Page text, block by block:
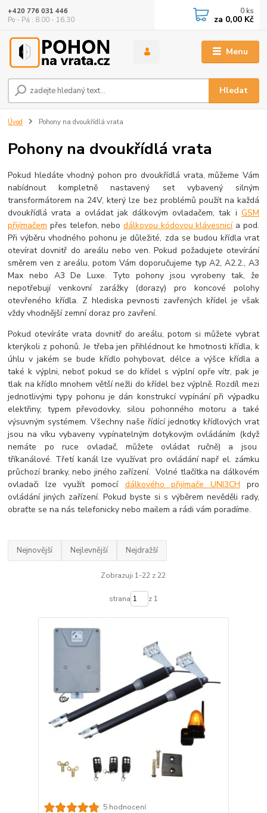
Menu
Hledat
+420 776 031 446
Po - Pá : 8.00 - 16.30
0 ks
za 0,00 Kč
Úvod Pohony na dvoukřídlá vrata
Pohony na dvoukřídlá vrata
Pokud hledáte vhodný pohon pro dvoukřídlá vrata, můžeme Vám
nabídnout kompletně nastavený set vybavený silným
transformátorem na 24V, který lze bez problémů použít na každá
dvoukřídlá vrata a ovládat jak dálkovým ovladačem, tak i GSM
přijímačem přes telefon, nebo dálkovou kódovou klávesnicía pod.
Při výběru vhodného pohonu je důležité, zda se budou křídla vrat
otevírat dovnitř do areálu nebo ven. Pokud požadujete otevírání
směrem ven z areálu, potom Vám doporučujeme typ A2, A2.2., A3
Max nebo A3 De Luxe. Tyto pohony jsou vyrobeny tak, že
nepotřebují venkovní zarážky (dorazy) pro koncové polohy
otevřeného křídla. Z hlediska pevnosti zavřených křídel je však
vždy vhodnější zemní doraz pro zavření.
Pokud otevíráte vrata dovnitř do areálu, potom si můžete vybrat
kterýkoli z pohonů. Je třeba jen přihlédnout ke hmotnosti křídla, k
úhlu v jakém se bude křídlo pohybovat, délce a výšce křídla a
také k výplni, neboť pokud se do křídel s výplní opře vítr, pak je
tlak na křídlo mnohem větší nežli do křídel bez výplně. Rozdíl mezi
jednotlivými typy pohonu je dán konstrukcí vypínání při výpadku
elektřiny, typem převodovky, silou pohonného motoru a také
výsuvným systémem. Všechny naše řídící jednotky křídlových vrat
jsou na víku vybaveny vypínatelným dotykovým ovládáním (když
nemáte po ruce ovladač, můžete ovládat ručně) a jsou
tříkanálové. Třetí kanál lze využívat pro ovládání např el. zámku
průchozí branky, nebo jiného zařízení. Volné tlačítka na dálkovém
ovladači lze využít pomocí dálkového přijímače UNI3CH pro
ovládání jiných zařízení. Pokud byste si s výběrem nevěděli rady,
obraťte se na nás telefonicky nebo mailem a rádi vám poradíme.
Nejnovější Nejlevnější Nejdražší
Zobrazuji 1-22 z 22
strana z 1
5 hodnocení